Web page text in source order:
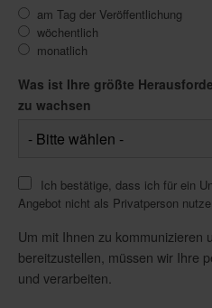
am Tag der Veröffentlichung
wöchentlich
monatlich
Was ist Ihre größte
zu wachsen
Ich bestätige, dass ich für ein
Angebot nicht als Privatperson nutze.
Um mit Ihnen zu kommunizieren
bereitzustellen, müssen wir Ihre
und verarbeiten.